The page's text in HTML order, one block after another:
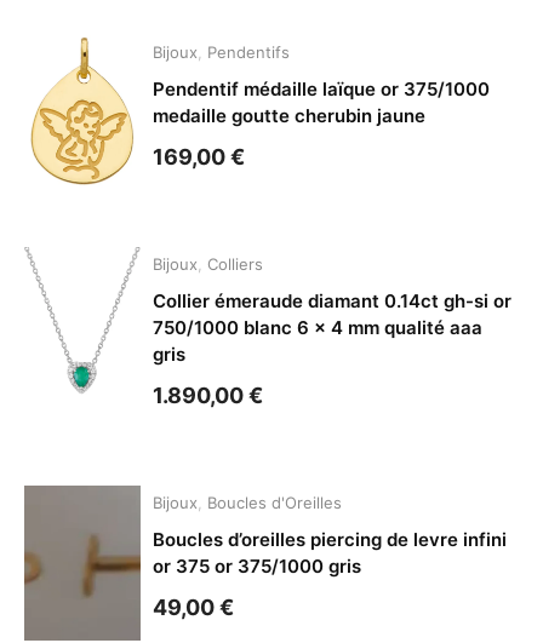
Bijoux Pendentifs
Pendentif médaille laïque or 375/1000
medaille goutte cherubin jaune
169,00€
Bijoux Colliers
Collier émeraude diamant 0.14ct gh-si or
750/1000 blanc 6 x 4 mm qualité aaa
gris
1.890,00€
Bijoux Boucles d'Oreilles
Boucles d’oreilles piercing de levre infini
or 375 or 375/1000 gris
49,00€